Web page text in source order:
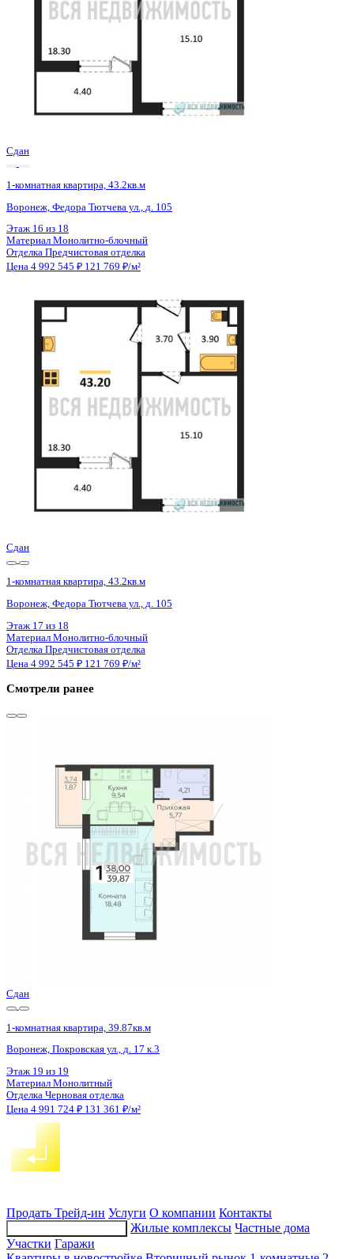
2 кв 2028
1-комнатная квартира, 35.61кв.м
Этаж
Материал Монолитный
Цена 4 991 511 ₽ 146 207 ₽/м²
2 кв 2028
1-комнатная квартира, 35.61кв.м
Воронеж, Патриотов пр., д. 58а
Этаж 2 из 17
Отделка Черновая отделка
Цена 4 991 511 ₽
1-комнатная квартира, 43.2кв.м
Воронеж, Федора Тютчева ул., д. 105
Этаж 15 из 18
Материал
Цена 4 992 545 ₽
121 769 ₽/м²
Продать Трейд-ин Услуги О компании Контакты
Жилые комплексы Частные дома
Участки Гаражи